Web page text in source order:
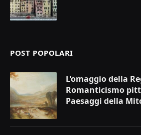
POST POPOLARI
L’omaggio della
Romanticismo
Paesaggi della